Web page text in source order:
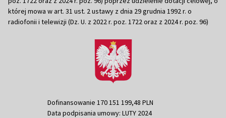
której mowa w art. 31 ust. 2 ustawy z dnia 29 grudnia 1992 r. o
radiofonii i telewizji (Dz. U. z 2022 r. poz. 1722 oraz z 2024 r. poz. 96)
Dofinansowanie 170 151 199,48 PLN
Data podpisania umowy: LUTY 2024